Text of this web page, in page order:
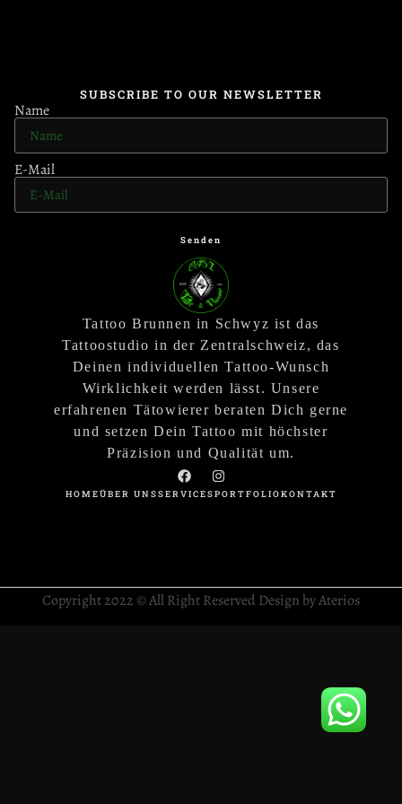
SUBSCRIBE TO OUR NEWSLETTER
Name
E-Mail
Senden
Tattoo Brunnen in Schwyz ist das
Tattoostudio in der Zentralschweiz, das
Deinen individuellen Tattoo-Wunsch
Wirklichkeit werden lässt. Unsere
erfahrenen Tätowierer beraten Dich gerne
und setzen Dein Tattoo mit höchster
Präzision und Qualität um.
HOMEÜBER UNSSERVICESPORTFOLIOKONTAKT
Copyright 2022 © All Right Reserved Design by Aterios